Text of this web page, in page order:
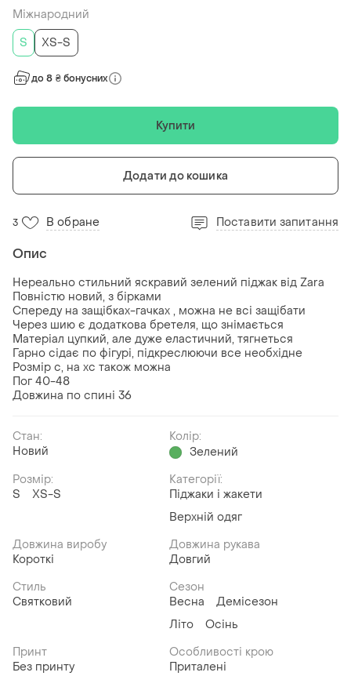
Міжнародний
S
XS-S
до 8 ₴ бонусних
Купити
Додати до кошика
3 В обране Поставити запитання
Опис
Нереально стильний яскравий зелений піджак від Zara
Повністю новий, з бірками
Спереду на защібках-гачках , можна не всі защібати
Через шию є додаткова бретеля, що знімається
Матеріал цупкий, але дуже еластичний, тягнеться
Гарно сідає по фігурі, підкреслюючи все необхідне
Розмір с, на хс також можна
Пог 40-48
Довжина по спині 36
Стан:
Новий
Колір:
Зелений
Розмір:
S
XS-S
Категорії:
Піджаки і жакети
Верхній одяг
Довжина виробу
Короткі
Довжина рукава
Довгий
Стиль
Святковий
Сезон
Весна
Демісезон
Літо
Осінь
Принт
Без принту
Особливості крою
Приталені